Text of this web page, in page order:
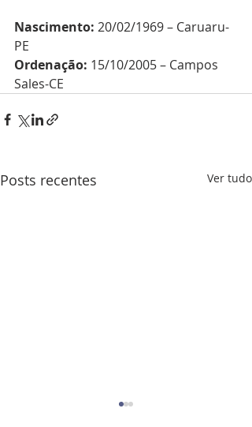
Nascimento: 20/02/1969 – Caruaru-
PE
Ordenação: 15/10/2005 – Campos
Sales-CE
Posts recentes Ver tudo